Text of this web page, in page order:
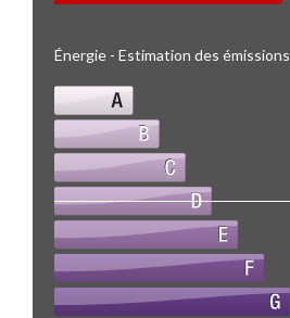
Énergie - Estimation des émissions